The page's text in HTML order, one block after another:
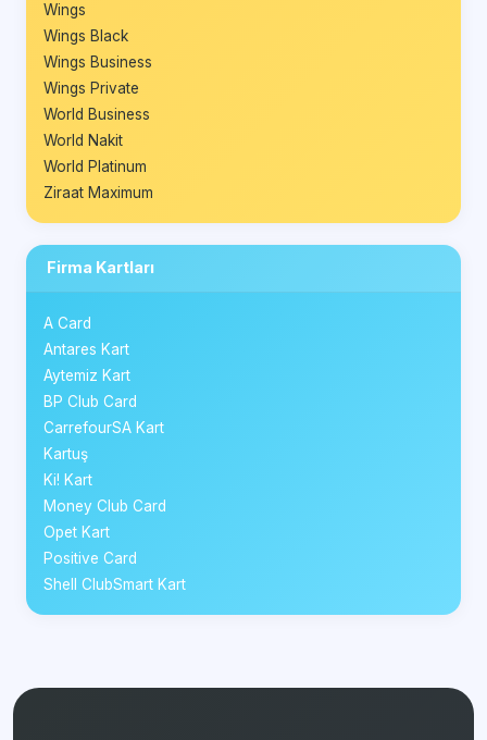
Wings
Wings Black
Wings Business
Wings Private
World Business
World Nakit
World Platinum
Ziraat Maximum
Firma Kartları
A Card
Antares Kart
Aytemiz Kart
BP Club Card
CarrefourSA Kart
Kartuş
Ki! Kart
Money Club Card
Opet Kart
Positive Card
Shell ClubSmart Kart